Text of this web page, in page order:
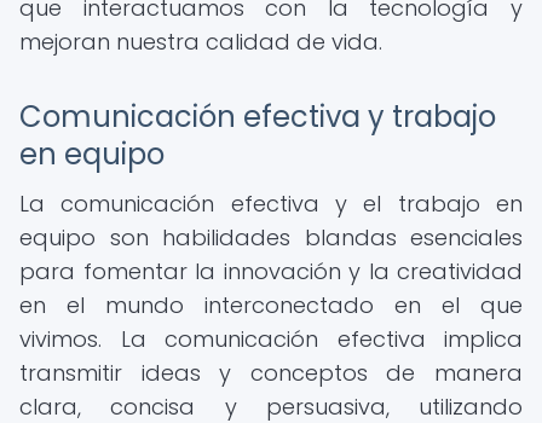
que interactuamos con la tecnología y
mejoran nuestra calidad de vida.
Comunicación efectiva y trabajo
en equipo
La comunicación efectiva y el trabajo en
equipo son habilidades blandas esenciales
para fomentar la innovación y la creatividad
en el mundo interconectado en el que
vivimos. La comunicación efectiva implica
transmitir ideas y conceptos de manera
clara, concisa y persuasiva, utilizando